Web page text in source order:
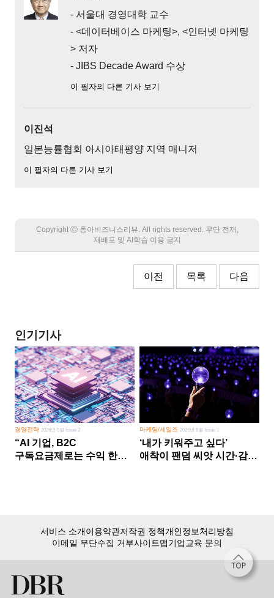
- 서울대 경영대학 교수
- <데이터베이스 마케팅>, <인터넷 마케팅
> 저자
- JIBS Decade Award 수상
이 필자의 다른 기사 보기
이진석
일본능률협회 아시아태평양 지역 매니저
이 필자의 다른 기사 보기
Copyright Ⓒ 동아비즈니스리뷰. All rights reserved. 무단 전재,
재배포 및 AI학습 이용 금지
이전 목록 다음
인기기사
경영전략 2026년 5월 Issue 2
“AI 기업, B2C
구독요금제로는 수익 한계
마케팅/세일즈 2026년 8월 Issue 1
‘내가 키워주고 싶다’
애착이 팬덤 씨앗 시간·감정
서비스 소개이용약관저작권 정책개인정보처리방침
이메일 무단수집 거부사이트맵기업교육 문의